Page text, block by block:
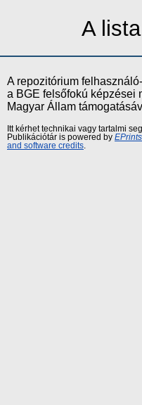
A
A repozitórium
a BGE felsőfokú képzései
Magyar Állam
Itt kérhet technikai vagy tartalmi
Publikációtár is powered by
and software credits